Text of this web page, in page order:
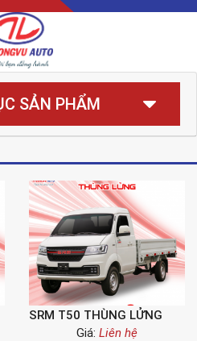
SẢN PHẨM
SRM T50 THÙNG LỬNG
Giá: Liên hệ